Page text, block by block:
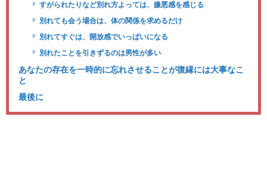
すがられたりなど別れ方よっては、嫌悪感を感じる
別れても会う場合は、体の関係を求めるだけ
別れてすぐは、開放感でいっぱいになる
別れたことを引きずるのは男性が多い
あなたの存在を一時的に忘れさせることが復縁には大事なこ
と
最後に